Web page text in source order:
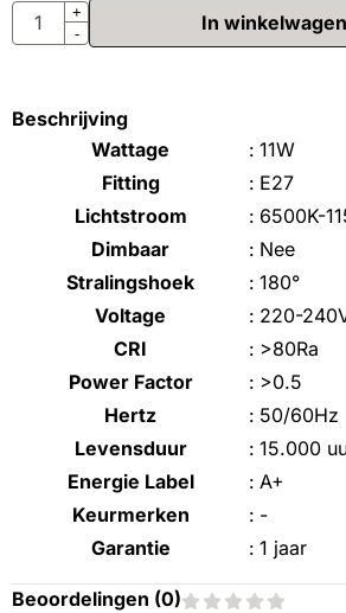
Aantal
+
-
In winkelwagen
Beschrijving
Wattage
: 11W
Fitting
: E27
Lichtstroom
: 6500K-
Dimbaar
: Nee
Stralingshoek
: 180°
Voltage
: 220-
CRI
: >80Ra
Power Factor
: >0.5
Hertz
: 50/60Hz
Levensduur
: 15.000
Energie Label
: A+
Keurmerken
: -
Garantie
: 1 jaar
Beoordelingen (0)